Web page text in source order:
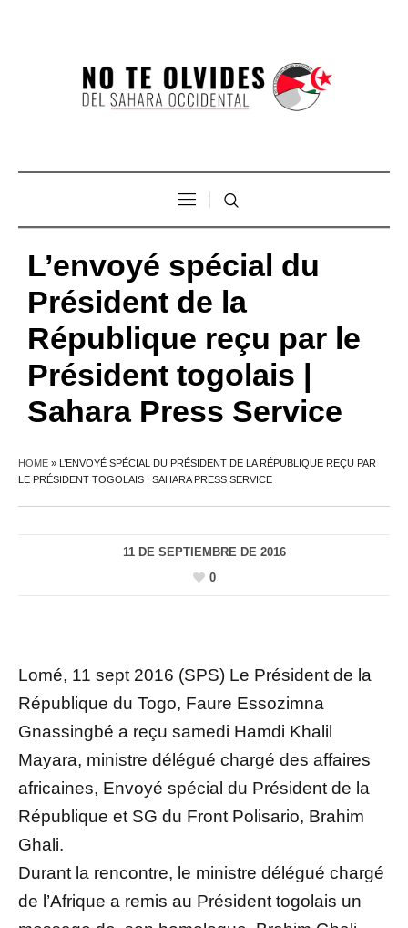
L’envoyé spécial du
Président de la
République reçu par le
Président togolais |
Sahara Press Service
HOME » L’ENVOYÉ SPÉCIAL DU PRÉSIDENT DE LA RÉPUBLIQUE REÇU PAR
LE PRÉSIDENT TOGOLAIS | SAHARA PRESS SERVICE
11 DE SEPTIEMBRE DE 2016
0
Lomé, 11 sept 2016 (SPS) Le Président de la
République du Togo, Faure Essozimna
Gnassingbé a reçu samedi Hamdi Khalil
Mayara, ministre délégué chargé des affaires
africaines, Envoyé spécial du Président de la
République et SG du Front Polisario, Brahim
Ghali.
Durant la rencontre, le ministre délégué chargé
de l’Afrique a remis au Président togolais un